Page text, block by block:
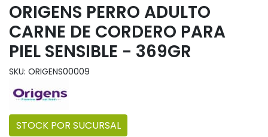
ORIGENS PERRO ADULTO
CARNE DE CORDERO PARA
PIEL SENSIBLE - 369GR
SKU: ORIGENS00009
STOCK POR SUCURSAL